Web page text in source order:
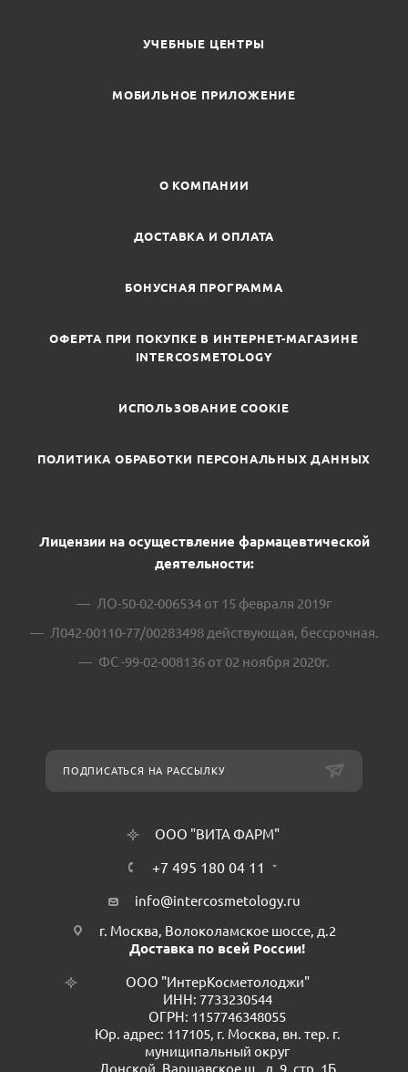
УЧЕБНЫЕ ЦЕНТРЫ
МОБИЛЬНОЕ ПРИЛОЖЕНИЕ
О КОМПАНИИ
ДОСТАВКА И ОПЛАТА
БОНУСНАЯ ПРОГРАММА
ОФЕРТА ПРИ ПОКУПКЕ В ИНТЕРНЕТ-МАГАЗИНЕ
INTERCOSMETOLOGY
ИСПОЛЬЗОВАНИЕ COOKIE
ПОЛИТИКА ОБРАБОТКИ ПЕРСОНАЛЬНЫХ ДАННЫХ
Лицензии на осуществление фармацевтической
деятельности:
ЛО-50-02-006534 от 15 февраля 2019г
Л042-00110-77/00283498 действующая, бессрочная.
ФС -99-02-008136 от 02 ноября 2020г.
ПОДПИСАТЬСЯ НА РАССЫЛКУ
ООО "ВИТА ФАРМ"
+7 495 180 04 11
info@intercosmetology.ru
г. Москва, Волоколамское шоссе, д.2
Доставка по всей России!
ООО "ИнтерКосметолоджи"
ИНН: 7733230544
ОГРН: 1157746348055
Юр. адрес: 117105, г. Москва, вн. тер. г.
муниципальный округ
Донской, Варшавское ш., д. 9, стр. 1Б